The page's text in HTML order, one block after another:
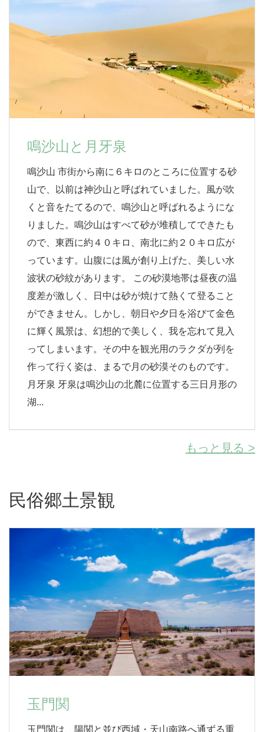
鳴沙山と月牙泉
鳴沙山 市街から南に６キロのところに位置する砂
山で、以前は神沙山と呼ばれていました。風が吹
くと音をたてるので、鳴沙山と呼ばれるようにな
りました。鳴沙山はすべて砂が堆積してできたも
ので、東西に約４０キロ、南北に約２０キロ広が
っています。山腹には風が創り上げた、美しい水
波状の砂紋があります。 この砂漠地帯は昼夜の温
度差が激しく、日中は砂が焼けて熱くて登ること
ができません。しかし、朝日や夕日を浴びて金色
に輝く風景は、幻想的で美しく、我を忘れて見入
ってしまいます。その中を観光用のラクダが列を
作って行く姿は、まるで月の砂漠そのものです。
月牙泉 牙泉は鳴沙山の北麓に位置する三日月形の
湖...
もっと見る >
民俗郷土景観
玉門関
玉門関は、陽関と並び西域・天山南路へ通ずる重